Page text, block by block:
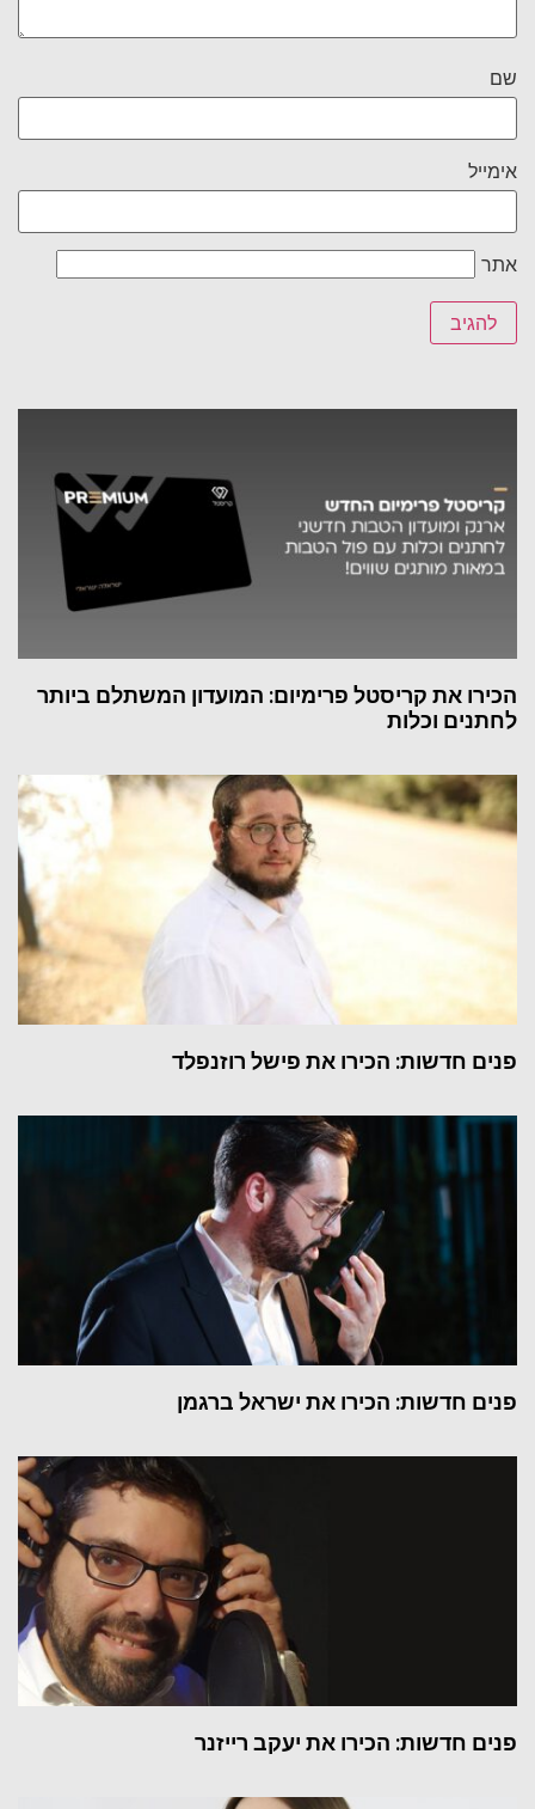
שם
אימייל
אתר
הכירו את קריסטל פרימיום: המועדון המשתלם ביותר
לחתנים וכלות
פנים חדשות: הכירו את פישל רוזנפלד
פנים חדשות: הכירו את ישראל ברגמן
פנים חדשות: הכירו את יעקב רייזנר